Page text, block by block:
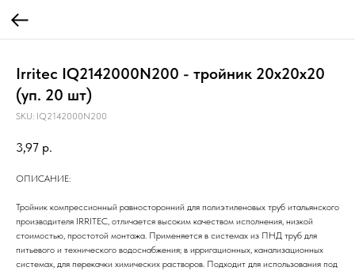
Irritec IQ2142000N200 - тройник 20х20х20
(уп. 20 шт)
SKU: IQ2142000N200
3,97 р.
ОПИСАНИЕ:
Тройник компрессионный равносторонний для полиэтиленовых труб итальянского
производителя IRRITEC, отличается высоким качеством исполнения, низкой
стоимостью, простотой монтажа. Применяется в системах из ПНД труб для
питьевого и технического водоснабжения; в ирригационных, канализационных
системах, для перекачки химических растворов. Подходит для использования под